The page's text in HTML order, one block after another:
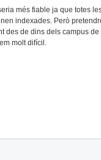
més fiable ja que totes
indexades. Però
des de dins dels campus
molt difícil.